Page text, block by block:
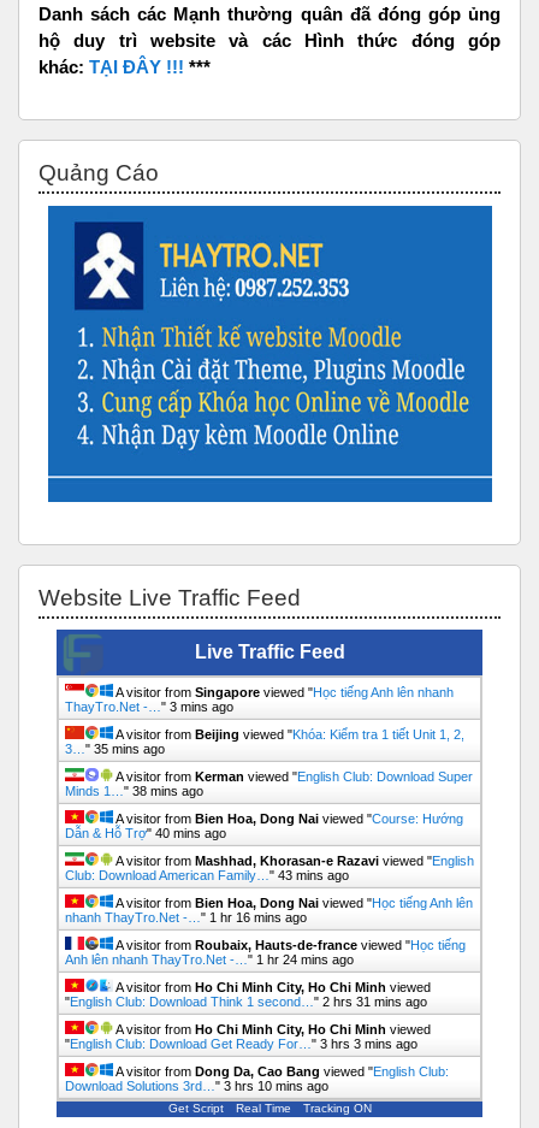
Danh sách các Mạnh thường quân đã đóng góp ủng
hộ duy trì website và các Hình thức đóng góp
khác: TẠI ĐÂY !!! ***
Quảng Cáo
Website Live Traffic Feed
Live Traffic Feed
A visitor from Singapore viewed "Học tiếng Anh lên nhanh
ThayTro.Net -… " 3 mins ago
A visitor from Beijing viewed "Khóa: Kiểm tra 1 tiết Unit 1, 2,
3… " 35 mins ago
A visitor from Kerman viewed "English Club: Download Super
Minds 1… " 38 mins ago
A visitor from Bien Hoa, Dong Nai viewed "Course: Hướng
Dẫn & Hỗ Trợ" 40 mins ago
A visitor from Mashhad, Khorasan-e Razavi viewed "English
Club: Download American Family… " 43 mins ago
A visitor from Bien Hoa, Dong Nai viewed "Học tiếng Anh lên
nhanh ThayTro.Net -… " 1 hr 16 mins ago
A visitor from Roubaix, Hauts-de-france viewed "Học tiếng
Anh lên nhanh ThayTro.Net -… " 1 hr 24 mins ago
A visitor from Ho Chi Minh City, Ho Chi Minh viewed
"English Club: Download Think 1 second… " 2 hrs 31 mins ago
A visitor from Ho Chi Minh City, Ho Chi Minh viewed
"English Club: Download Get Ready For… " 3 hrs 3 mins ago
A visitor from Dong Da, Cao Bang viewed "English Club:
Download Solutions 3rd… " 3 hrs 10 mins ago
Get Script Real Time Tracking ON